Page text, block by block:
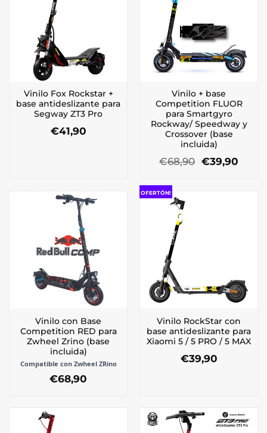
se
pueden
elegir
en
página
de
producto
Vinilo Fox Rockstar +
base antideslizante para
Segway ZT3 Pro
€41,90
Vinilo + base
Competition FLUOR
para Smartgyro
Rockway/ Speedway y
Crossover (base
incluida)
€68,90 El
€39,90El
Vinilo con Base
Competition RED para
Zwheel Zrino (base
incluida)
Compatible con Zwheel ZRino
€68,90
OFERTÓN!
Vinilo RockStar con
base antideslizante para
Xiaomi 5 / 5 PRO / 5 MAX
€39,90
variantes.